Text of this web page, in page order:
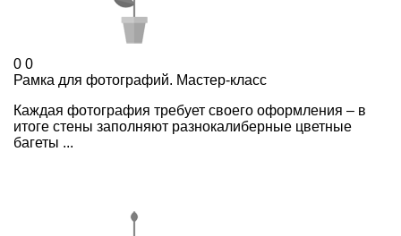
0 0
Рамка для фотографий. Мастер-класс
Каждая фотография требует своего оформления – в
итоге стены заполняют разнокалиберные цветные
багеты ...